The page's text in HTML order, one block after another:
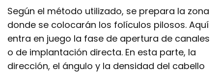
Según el método utilizado, se prepara la zona
donde se colocarán los folículos pilosos. Aquí
entra en juego la fase de apertura de canales
o de implantación directa. En esta parte, la
dirección, el ángulo y la densidad del cabello